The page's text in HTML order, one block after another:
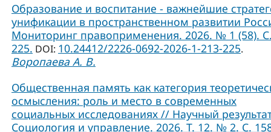
Образование и воспитание - важнейшие
унификации в пространственном развитии
Мониторинг правоприменения. 2026. № 1 (58).
225. DOI: 10.24412/2226-0692-2026-1-213-225.
Воропаева А. В.
Общественная память как категория
осмысления: роль и место в современных
социальных исследованиях // Научный
Социология и управление. 2026. Т. 12. № 2. С.